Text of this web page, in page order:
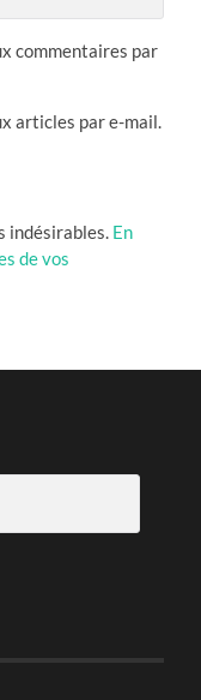
commentaires par
articles par e-mail.
indésirables. En
de vos